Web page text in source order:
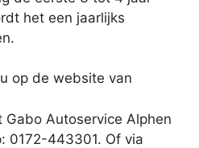
het een jaarlijks
op de website van
Autoservice Alphen
0172-443301. Of via